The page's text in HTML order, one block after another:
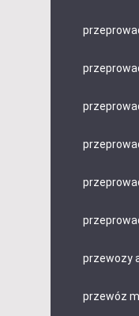
przewozy
przewóz